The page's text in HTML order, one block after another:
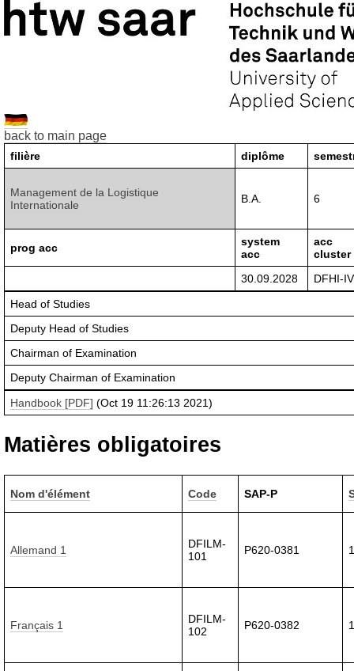
back to main page
filière diplôme
Management de la Logistique
Internationale
B.A. 6
prog acc
system
acc
acc
cluster
30.09.2028
DFHI-IV
Head of Studies
Deputy Head of Studies
Chairman of Examination
Deputy Chairman of Examination
Handbook [PDF] (Oct 19 11:26:13 2021)
Matières obligatoires
Nom d'élément Code SAP-P
Allemand 1
DFILM-
101
P620-0381
Français 1
DFILM-
102
P620-0382